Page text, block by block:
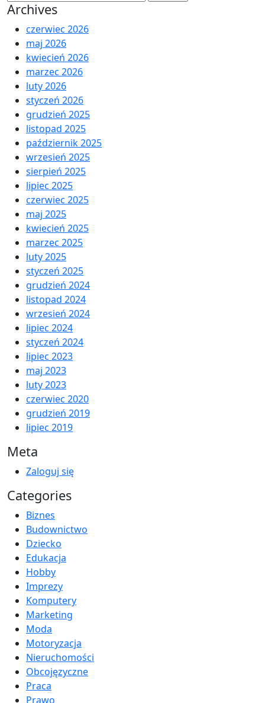
Archives
czerwiec 2026
maj 2026
kwiecień 2026
marzec 2026
luty 2026
styczeń 2026
grudzień 2025
listopad 2025
październik 2025
wrzesień 2025
sierpień 2025
lipiec 2025
czerwiec 2025
maj 2025
kwiecień 2025
marzec 2025
luty 2025
styczeń 2025
grudzień 2024
listopad 2024
wrzesień 2024
lipiec 2024
styczeń 2024
lipiec 2023
maj 2023
luty 2023
czerwiec 2020
grudzień 2019
lipiec 2019
Meta
Zaloguj się
Categories
Biznes
Budownictwo
Dziecko
Edukacja
Hobby
Imprezy
Komputery
Marketing
Moda
Motoryzacja
Nieruchomości
Obcojęzyczne
Praca
Prawo